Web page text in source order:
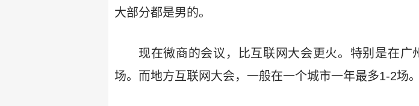
大部分都是男的。
现在微商的会议，比互联网大会更火。特别是在
场。而地方互联网大会，一般在一个城市一年最多1-2场。